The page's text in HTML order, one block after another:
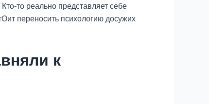
то реально представляет себе
переносить психологию досужих
к